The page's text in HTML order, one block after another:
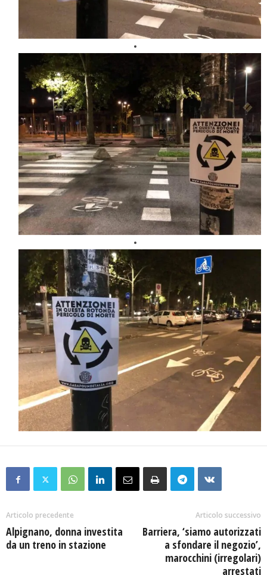
Articolo precedente
Alpignano, donna investita
da un treno in stazione
Articolo successivo
Barriera, ‘siamo autorizzati
a sfondare il negozio’,
marocchini (irregolari)
arrestati